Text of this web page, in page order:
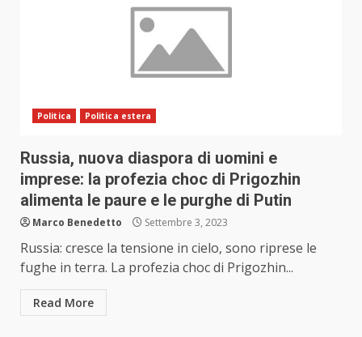
Politica Politica estera
Russia, nuova diaspora di uomini e
imprese: la profezia choc di Prigozhin
alimenta le paure e le purghe di Putin
Marco Benedetto Settembre 3, 2023
Russia: cresce la tensione in cielo, sono riprese le
fughe in terra. La profezia choc di Prigozhin...
Read More